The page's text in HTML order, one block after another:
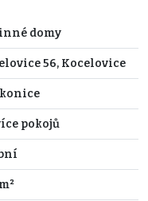
domy
56, Kocelovice
pokojů